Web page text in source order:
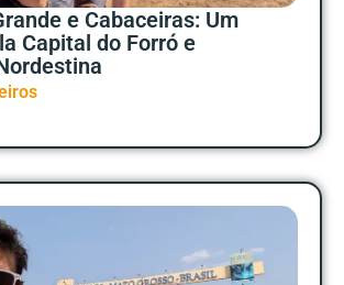
e Cabaceiras: Um
Capital do Forró e